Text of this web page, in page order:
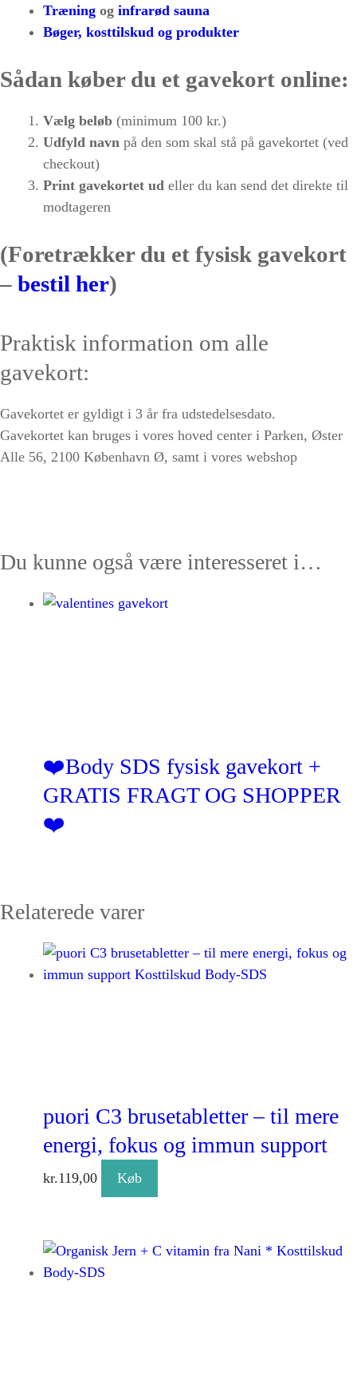
Træning og infrarød sauna
Bøger, kosttilskud og produkter
Sådan køber du et gavekort online:
Vælg beløb (minimum 100 kr.)
Udfyld navn på den som skal stå på gavekortet (ved
checkout)
Print gavekortet ud eller du kan send det direkte til
modtageren
(Foretrækker du et fysisk gavekort
– bestil her)
Praktisk information om alle
gavekort:
Gavekortet er gyldigt i 3 år fra udstedelsesdato.
Gavekortet kan bruges i vores hoved center i Parken, Øster
Alle 56, 2100 København Ø, samt i vores webshop
Du kunne også være interesseret i…
❤️Body SDS fysisk gavekort +
GRATIS FRAGT OG SHOPPER
❤️
Relaterede varer
puori C3 brusetabletter – til mere
energi, fokus og immun support
kr.119,00 Køb